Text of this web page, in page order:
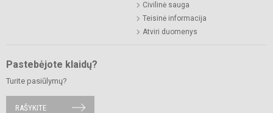
Civilinė sauga
Teisinė informacija
Atviri duomenys
Pastebėjote klaidų?
Turite pasiūlymų?
RAŠYKITE